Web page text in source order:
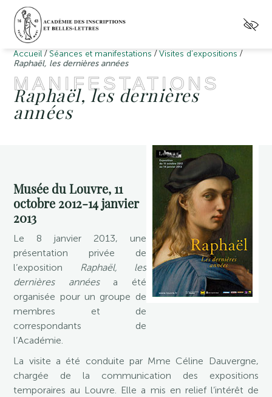
Accueil / Séances et manifestations /Visites d’expositions /
Raphaël, les dernières années
MANIFESTATIONS
Raphaël, les dernières
années
Musée du Louvre, 11
octobre 2012-14 janvier
2013
Le 8 janvier 2013, une
présentation privée de
l’exposition Raphaël, les
dernières annéesa été
organisée pour un groupe de
membres et de
correspondants de
l’Académie.
La visite a été conduite par Mme Céline Dauvergne,
chargée de la communication des expositions
temporaires au Louvre. Elle a mis en relief l’intérêt de